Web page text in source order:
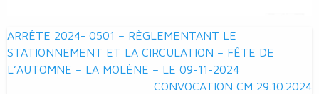
Navigation
de
l’article
ARRÊTE 2024- 0501 – RÈGLEMENTANT LE
STATIONNEMENT ET LA CIRCULATION – FÊTE DE
L’AUTOMNE – LA MOLÈNE – LE 09-11-2024
CONVOCATION CM 29.10.2024